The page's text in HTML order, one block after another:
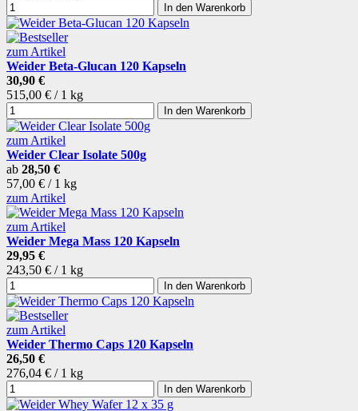
In den Warenkorb
zum Artikel
Weider Beta-Glucan 120 Kapseln
30,90 €
515,00 € / 1 kg
In den Warenkorb
zum Artikel
Weider Clear Isolate 500g
ab 28,50 €
57,00 € / 1 kg
zum Artikel
zum Artikel
Weider Mega Mass 120 Kapseln
29,95 €
243,50 € / 1 kg
In den Warenkorb
zum Artikel
Weider Thermo Caps 120 Kapseln
26,50 €
276,04 € / 1 kg
In den Warenkorb